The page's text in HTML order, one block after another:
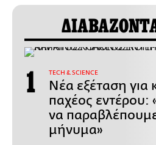
ΤECH & SCIENCE
Νέα εξέταση για
παχέος εντέρου:
να
μήνυμα»